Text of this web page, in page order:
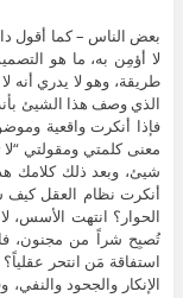
بعض الناس – كما أقول
لا أؤمِن به، ما هو
طريقة، وهو لا يدري أنه
الذي وصف هذا الشيئ
فإذا أنكرت واقعية
معنى كلمتي ومقولتي “لا
شيئ، وبعد ذلك كلامك
أنكرت نظام العقل
الحوار؟ انتهت الأسس،
تُصبِح شراً من مجنون،
استفاقة مَن انتحر
الإنكار والجحود